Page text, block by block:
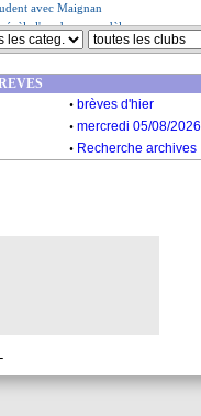
avec Maignan
l'un de ses modèles
champion ? Très difficile...
du mer. 22 mars 2023
du mar. 21 mars 2023
. brèves d'hier
. mercredi 05/08/2026
. Recherche archives
-